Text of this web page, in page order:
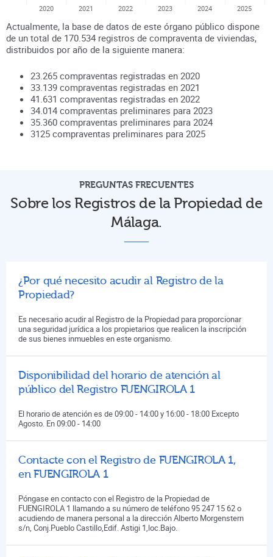
2020 2021 2022 2023 2024 2025
Actualmente, la base de datos de este órgano público dispone
de un total de 170.534 registros de compraventa de viviendas,
distribuidos por año de la siguiente manera:
23.265 compraventas registradas en 2020
33.139 compraventas registradas en 2021
41.631 compraventas registradas en 2022
34.014 compraventas preliminares para 2023
35.360 compraventas preliminares para 2024
3125 compraventas preliminares para 2025
PREGUNTAS FRECUENTES
Sobre los Registros de la Propiedad de
Málaga.
¿Por qué necesito acudir al Registro de la
Propiedad?
Es necesario acudir al Registro de la Propiedad para proporcionar
una seguridad jurídica a los propietarios que realicen la inscripción
de sus bienes inmuebles en este organismo.
Disponibilidad del horario de atención al
público del Registro FUENGIROLA 1
El horario de atención es de 09:00 - 14:00 y 16:00 - 18:00 Excepto
Agosto. En 09:00 - 14:00
Contacte con el Registro de FUENGIROLA 1,
en FUENGIROLA 1
Póngase en contacto con el Registro de la Propiedad de
FUENGIROLA 1 llamando a su número de teléfono 95 247 15 62 o
acudiendo de manera personal a la dirección Alberto Morgenstern
s/n, Conj.Pueblo Castillo,Edif. Astigi 1,loc.Bajo.